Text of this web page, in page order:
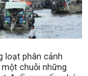
loạt phân cảnh
chuỗi những